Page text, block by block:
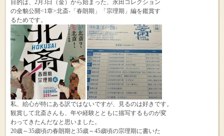
目的は、2月3日（金）から始まった、永田コレクション
の全貌公開<1章>北斎-「春朗期」「宗理期」編を鑑賞す
るためです。
私、絵心が特にある訳ではないですが、見るのは好きです。
観賞して北斎さんも、年や経験とともに描写するものが変
わってきたんだなと思いました。
20歳～35歳頃の春朗期と35歳～45歳頃の宗理期に書いた